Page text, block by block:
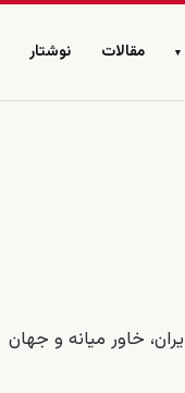
▾ مقالات نوشتار
ایران، خاور میانه و جهان